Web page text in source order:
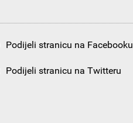
Podijeli stranicu na Facebooku
Podijeli stranicu na Twitteru